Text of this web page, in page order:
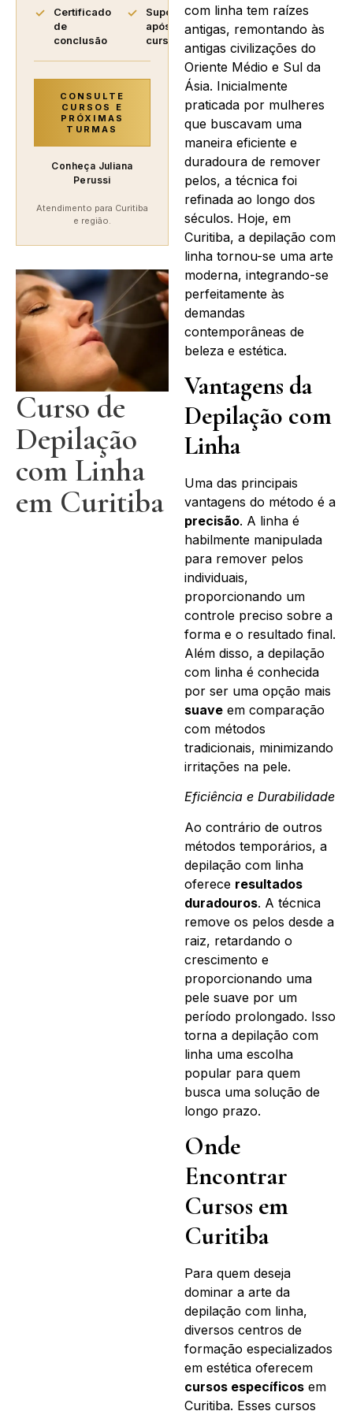
Certificado
de
conclusão
Suporte
após o
curso
CONSULTE
CURSOS E
PRÓXIMAS
TURMAS
Conheça Juliana
Perussi
Atendimento para Curitiba
e região.
Curso de
Depilação
com Linha
em Curitiba
com linha tem raízes
antigas, remontando às
antigas civilizações do
Oriente Médio e Sul da
Ásia. Inicialmente
praticada por mulheres
que buscavam uma
maneira eficiente e
duradoura de remover
pelos, a técnica foi
refinada ao longo dos
séculos. Hoje, em
Curitiba, a depilação com
linha tornou-se uma arte
moderna, integrando-se
perfeitamente às
demandas
contemporâneas de
beleza e estética.
Vantagens da
Depilação com
Linha
Uma das principais
vantagens do método é a
precisão. A linha é
habilmente manipulada
para remover pelos
individuais,
proporcionando um
controle preciso sobre a
forma e o resultado final.
Além disso, a depilação
com linha é conhecida
por ser uma opção mais
suave em comparação
com métodos
tradicionais, minimizando
irritações na pele.
Eficiência e Durabilidade
Ao contrário de outros
métodos temporários, a
depilação com linha
oferece resultados
duradouros. A técnica
remove os pelos desde a
raiz, retardando o
crescimento e
proporcionando uma
pele suave por um
período prolongado. Isso
torna a depilação com
linha uma escolha
popular para quem
busca uma solução de
longo prazo.
Onde
Encontrar
Cursos em
Curitiba
Para quem deseja
dominar a arte da
depilação com linha,
diversos centros de
formação especializados
em estética oferecem
cursos específicos em
Curitiba. Esses cursos